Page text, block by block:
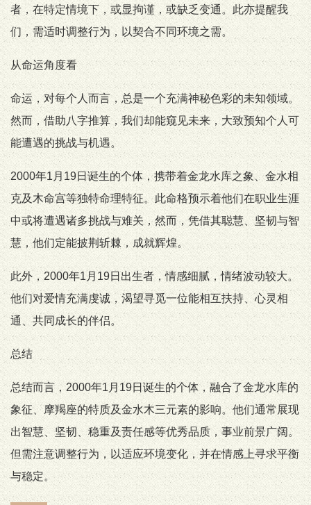
者，在特定情境下，或显拘谨，或缺乏变通。此亦提醒我
们，需适时调整行为，以契合不同环境之需。
从命运角度看
命运，对每个人而言，总是一个充满神秘色彩的未知领域。
然而，借助八字推算，我们却能窥见未来，大致预知个人可
能遭遇的挑战与机遇。
2000年1月19日诞生的个体，携带着金龙水库之象、金水相
克及木命宫等独特命理特征。此命格预示着他们在职业生涯
中或将遭遇诸多挑战与难关，然而，凭借其聪慧、坚韧与智
慧，他们定能披荆斩棘，成就辉煌。
此外，2000年1月19日出生者，情感细腻，情绪波动较大。
他们对爱情充满虔诚，渴望寻觅一位能相互扶持、心灵相
通、共同成长的伴侣。
总结
总结而言，2000年1月19日诞生的个体，融合了金龙水库的
象征、摩羯座的特质及金水木三元素的影响。他们通常展现
出智慧、坚韧、稳重及责任感等优秀品质，事业前景广阔。
但需注意调整行为，以适应环境变化，并在情感上寻求平衡
与稳定。